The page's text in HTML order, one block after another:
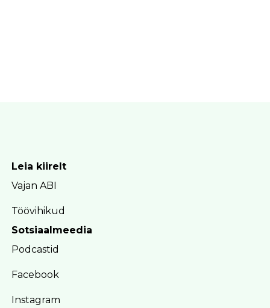
Leia kiirelt
Vajan ABI
Töövihikud
Sotsiaalmeedia
Podcastid
Facebook
Instagram